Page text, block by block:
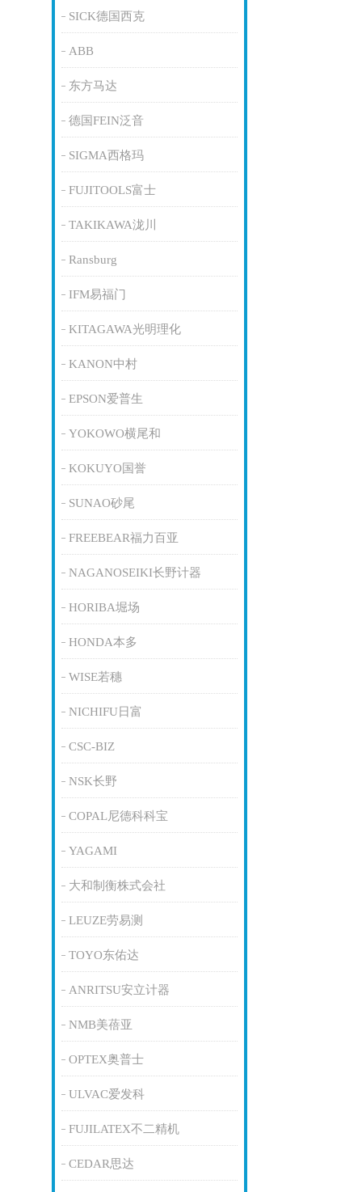
SICK德国西克
ABB
东方马达
德国FEIN泛音
SIGMA西格玛
FUJITOOLS富士
TAKIKAWA泷川
Ransburg
IFM易福门
KITAGAWA光明理化
KANON中村
EPSON爱普生
YOKOWO横尾和
KOKUYO国誉
SUNAO砂尾
FREEBEAR福力百亚
NAGANOSEIKI长野计器
HORIBA堀场
HONDA本多
WISE若穗
NICHIFU日富
CSC-BIZ
NSK长野
COPAL尼德科科宝
YAGAMI
大和制衡株式会社
LEUZE劳易测
TOYO东佑达
ANRITSU安立计器
NMB美蓓亚
OPTEX奥普士
ULVAC爱发科
FUJILATEX不二精机
CEDAR思达